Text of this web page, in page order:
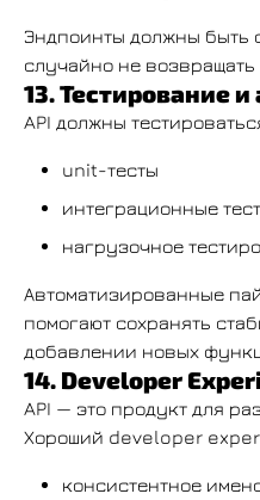
Эндпоинты должны быть
случайно не
13. Тестирование
API должны
unit-тесты
интеграционные
нагрузочное
Автоматизированные
помогают сохранять
добавлении новых
14. Developer
API — это продукт для
Хороший developer
консистентное